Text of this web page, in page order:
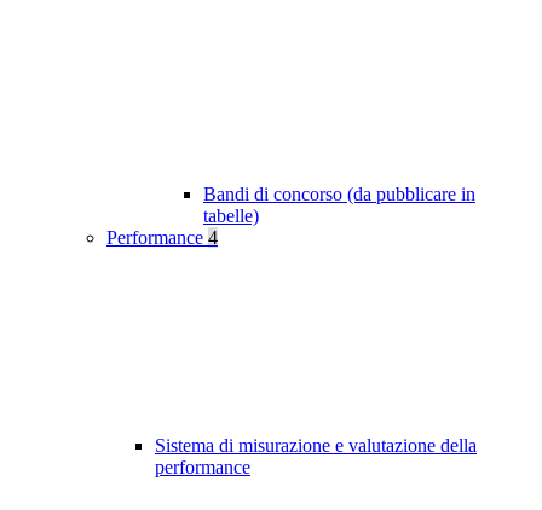
Bandi di concorso (da pubblicare in
tabelle)
Performance 4
Sistema di misurazione e valutazione della
performance